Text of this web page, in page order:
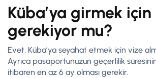
Küba’ya girmek
gerekiyor mu?
Evet, Küba’ya seyahat etmek için vize
Ayrıca pasaportunuzun geçerlilik
itibaren en az 6 ay olması gerekir.